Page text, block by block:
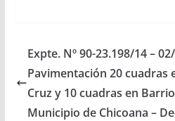
Acuerdos y
Designaciones). I
Comunicación del
Poder Ejecutivo
…
Expte. Nº 90-23.198/14 –
Pavimentación 20 cuadras
Cruz y 10 cuadras en
Municipio de Chicoana –